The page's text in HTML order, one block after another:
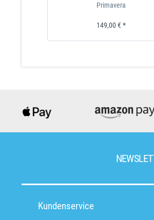
Primavera
149,00 € *
Kundenservice